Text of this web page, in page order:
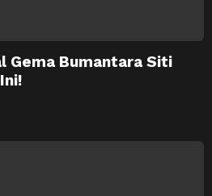
Gema Bumantara Siti